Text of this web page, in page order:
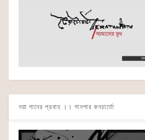
নয়া গানের প্রবাহ ।। গানপার কনচার্তো